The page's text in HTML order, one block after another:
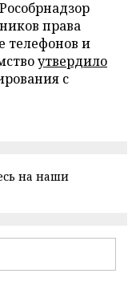
права
телефонов и
утвердило
с
на наши